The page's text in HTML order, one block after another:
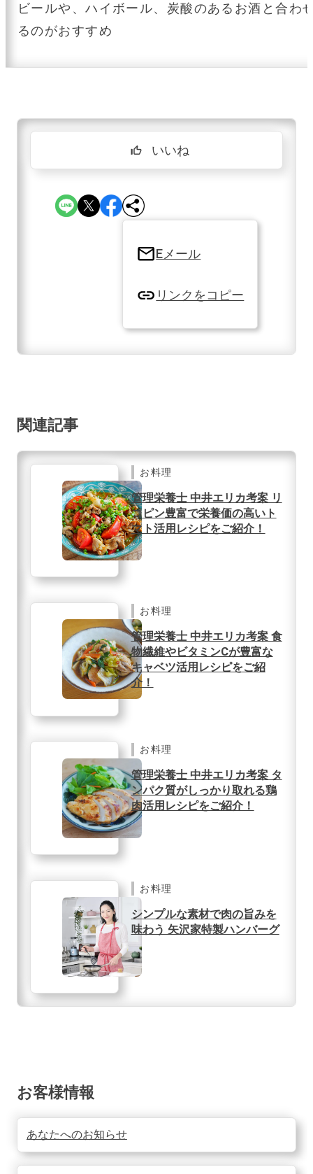
ビールや、ハイボール、炭酸のあるお酒と合わ
るのがおすすめ
thumb_up_off_alt いいね
Eメール
リンクをコピー
関連記事
お料理
管理栄養士 中井エリカ考案 リ
コピン豊富で栄養価の高いト
マト活用レシピをご紹介！
お料理
管理栄養士 中井エリカ考案 食
物繊維やビタミンCが豊富な
キャベツ活用レシピをご紹
介！
お料理
管理栄養士 中井エリカ考案 タ
ンパク質がしっかり取れる鶏
肉活用レシピをご紹介！
お料理
シンプルな素材で肉の旨みを
味わう 矢沢家特製ハンバーグ
お客様情報
あなたへのお知らせ